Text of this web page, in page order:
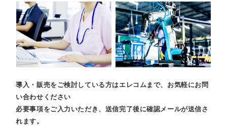
導入・販売をご検討している方はエレコムまで、お気軽にお問
い合わせください
必要事項をご入力いただき、送信完了後に確認メールが送信さ
れます。